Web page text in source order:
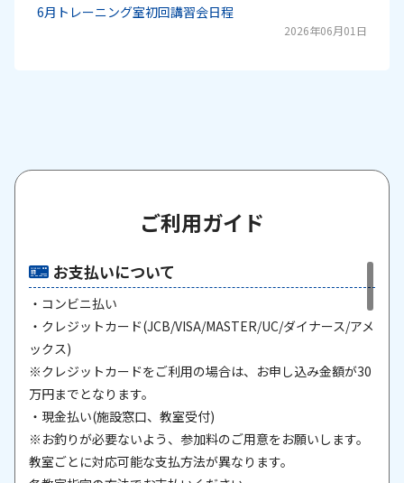
6月トレーニング室初回講習会日程
2026年06月01日
ご利用ガイド
お支払いについて
・コンビニ払い
・クレジットカード(JCB/VISA/MASTER/UC/ダイナース/アメ
ックス)
※クレジットカードをご利用の場合は、お申し込み金額が30
万円までとなります。
・現金払い(施設窓口、教室受付)
※お釣りが必要ないよう、参加料のご用意をお願いします。
教室ごとに対応可能な支払方法が異なります。